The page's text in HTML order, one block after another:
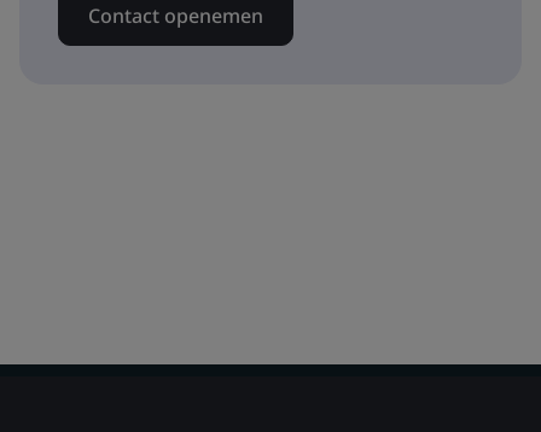
Contact openemen